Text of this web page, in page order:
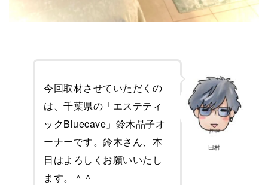
今回取材させていただくの
は、千葉県の「エステティ
ックBluecave」鈴木晶子オ
ーナーです。鈴木さん、本
日はよろしくお願いいたし
ます。＾＾
田村